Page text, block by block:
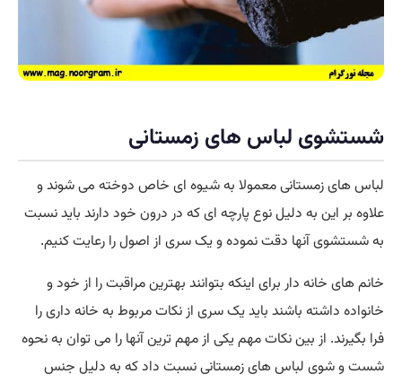
شستشوی لباس های زمستانی
لباس های زمستانی معمولا به شیوه ای خاص دوخته می شوند و
علاوه بر این به دلیل نوع پارچه ای که در درون خود دارند باید نسبت
به شستشوی آنها دقت نموده و یک سری از اصول را رعایت کنیم.
خانم های خانه دار برای اینکه بتوانند بهترین مراقبت را از خود و
خانواده داشته باشند باید یک سری از نکات مربوط به خانه داری را
فرا بگیرند. از بین نکات مهم یکی از مهم ترین آنها را می توان به نحوه
شست و شوی لباس های زمستانی نسبت داد که به دلیل جنس